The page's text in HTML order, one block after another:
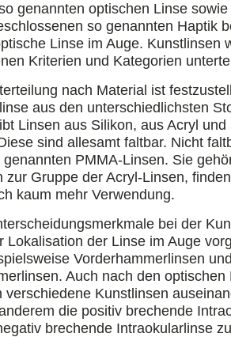
genannten optischen Linse
so genannten Haptik
Linse im Auge. Kunstlinsen
Kriterien und Kategorien
nach Material ist
aus den unterschiedlichsten
Linsen aus Silikon, aus Acryl und
sind allesamt faltbar. Nicht
PMMA-Linsen. Sie
zur Gruppe der Acryl-Linsen,
kaum mehr Verwendung.
bei der
Lokalisation der Linse im Auge
Vorderhammerlinsen
Auch nach den optischen
verschiedene Kunstlinsen
die positiv brechende
brechende Intraokularlinse